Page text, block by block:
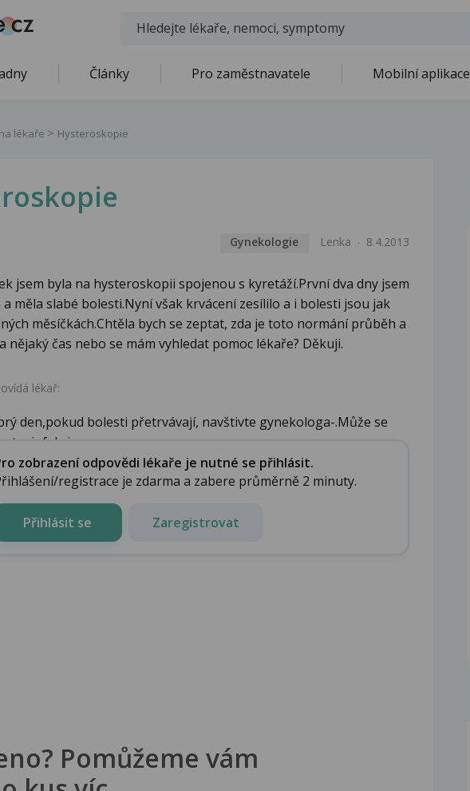
Články Pro zaměstnavatele Mobilní aplikace
lékaře Hysteroskopie
Gynekologie Lenka 8.4.2013
jsem byla na hysteroskopii spojenou s kyretáží.První dva dny jsem
měla slabé bolesti.Nyní však krvácení zesílilo a i bolesti jsou jak
měsíčkách.Chtěla bych se zeptat, zda je toto normání průběh a
nějaký čas nebo se mám vyhledat pomoc lékaře? Děkuji.
lékař:
den,pokud bolesti přetrvávají, navštivte gynekologa-.Může se
o infekci....
zobrazení odpovědi lékaře je nutné se přihlásit.
registrace je zdarma a zabere průměrně 2 minuty.
Přihlásit se Zaregistrovat
Pomůžeme vám